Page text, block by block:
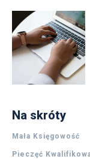
Na skróty
Mała Księgowość
Pieczęć